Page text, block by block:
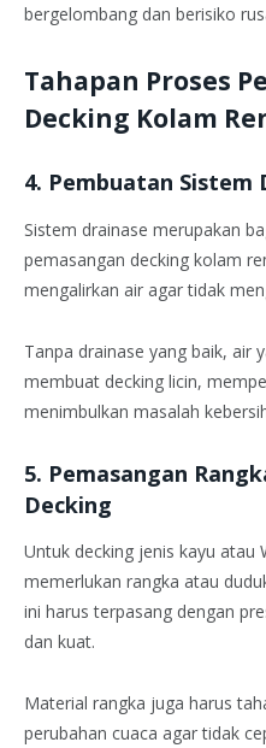
bergelombang dan berisiko
Tahapan Proses
Decking Kolam
4. Pembuatan Sistem
Sistem drainase merupakan
pemasangan decking kolam
mengalirkan air agar tidak
Tanpa drainase yang baik, air
membuat decking licin,
menimbulkan masalah
5. Pemasangan
Decking
Untuk decking jenis kayu atau
memerlukan rangka atau
ini harus terpasang dengan
dan kuat.
Material rangka juga harus
perubahan cuaca agar tidak